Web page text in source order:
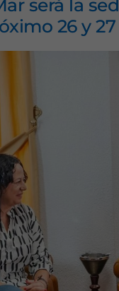
será la
26 y